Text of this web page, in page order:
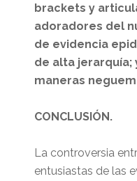
brackets y
adoradores del
de evidencia
de alta jerarquía;
maneras
CONCLUSIÓN.
La controversia
entusiastas de las